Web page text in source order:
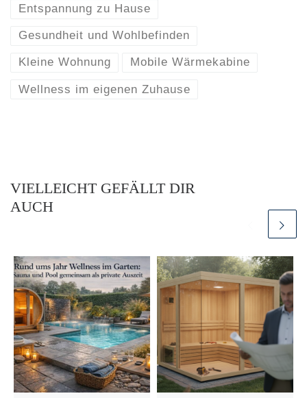
Entspannung zu Hause
Gesundheit und Wohlbefinden
Kleine Wohnung Mobile Wärmekabine
Wellness im eigenen Zuhause
VIELLEICHT GEFÄLLT DIR
AUCH